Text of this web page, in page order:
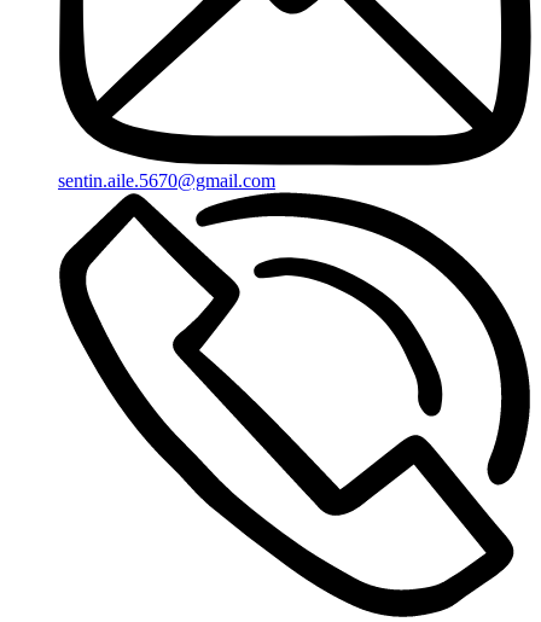
sentin.aile.5670@gmail.com